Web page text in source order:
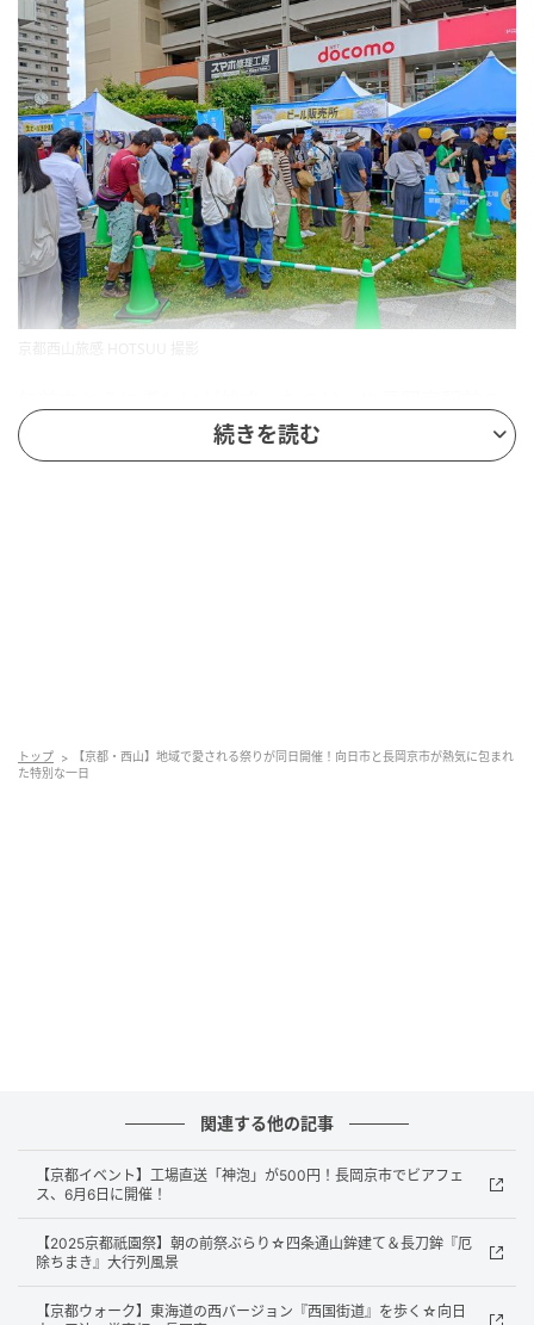
バンビオ広場公園です。ここで開催されたのが「ビア
フェス京都長岡京」。会場に一歩足を踏み入れると、
ました。
京都西山旅感 HOTSUU 撮影
ステージは常に満席状態が続きました。長岡京市出身
の人気バンド「ローカルコネクト」によるライブパフ
ォーマンスでは会場全体がひとつになり、手を振り体
続きを読む
トップ
【京都・西山】地域で愛される祭りが同日開催！向日市と長岡京市が熱気に包まれ
た特別な一日
関連する他の記事
【京都イベント】工場直送「神泡」が500円！長岡京市でビアフェ
ス、6月6日に開催！
【2025京都祇園祭】朝の前祭ぶらり☆四条通山鉾建て＆長刀鉾『厄
除ちまき』大行列風景
【京都ウォーク】東海道の西バージョン『西国街道』を歩く☆向日